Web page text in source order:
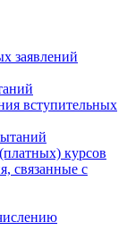
заявлений
вступительных
курсов
связанные с